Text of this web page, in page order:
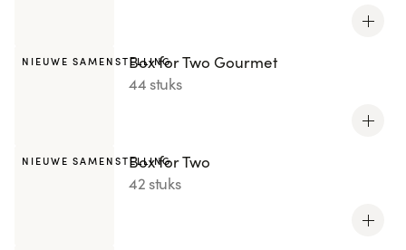
NIEUWE SAMENSTELLINGBox for Two Gourmet
44 stuks
NIEUWE SAMENSTELLING
Box for Two
42 stuks